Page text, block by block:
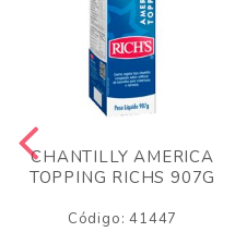
CHANTILLY AMERICA
TOPPING RICHS 907G
Código: 41447